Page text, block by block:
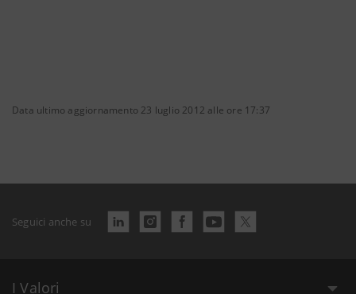
Data ultimo aggiornamento 23 luglio 2012 alle ore 17:37
Seguici anche su
I Valori